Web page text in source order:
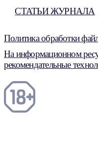
СТАТЬИ ЖУРНАЛА
Политика обработки
На информационном
рекомендательные